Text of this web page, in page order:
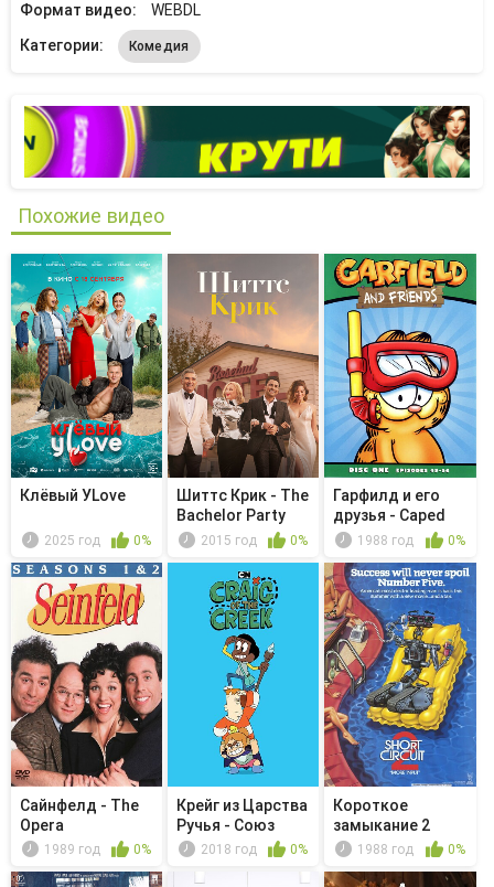
Формат видео:
WEBDL
Категории:
Комедия
Похожие видео
Клёвый УLove
2025 год 0%
Шиттс Крик - The
Bachelor Party
2015 год 0%
Гарфилд и его
друзья - Caped
Avenger/...
1988 год 0%
Сайнфелд - The
Opera
1989 год 0%
Крейг из Царства
Ручья - Союз
2018 год 0%
Короткое
замыкание 2
1988 год 0%